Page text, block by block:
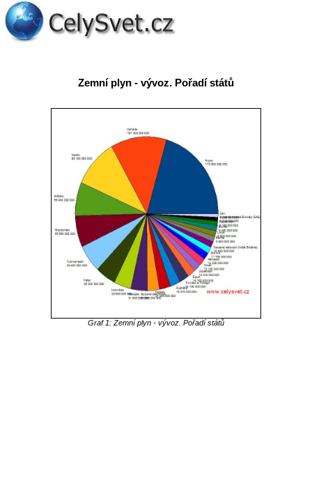
Zemní plyn - vývoz. Pořadí států
Graf 1: Zemní plyn - vývoz. Pořadí států